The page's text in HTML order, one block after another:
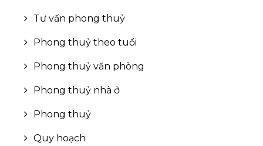
Tư vấn phong thuỷ
Phong thuỷ theo tuổi
Phong thuỷ văn phòng
Phong thuỷ nhà ở
Phong thuỷ
Quy hoạch